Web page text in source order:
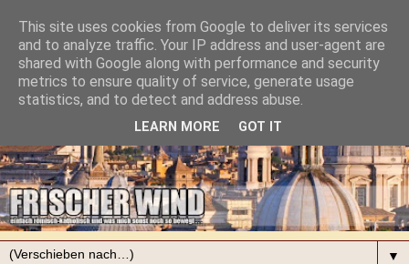
▼
This site uses cookies from Google to deliver its services
and to analyze traffic. Your IP address and user-agent are
shared with Google along with performance and security
metrics to ensure quality of service, generate usage
statistics, and to detect and address abuse.
LEARN MORE GOT IT